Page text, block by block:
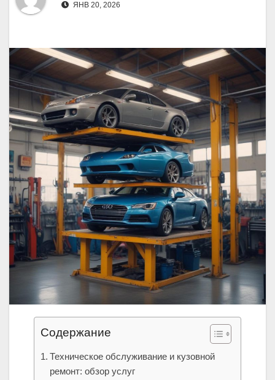
ЯНВ 20, 2026
Содержание
Техническое обслуживание и кузовной
ремонт: обзор услуг